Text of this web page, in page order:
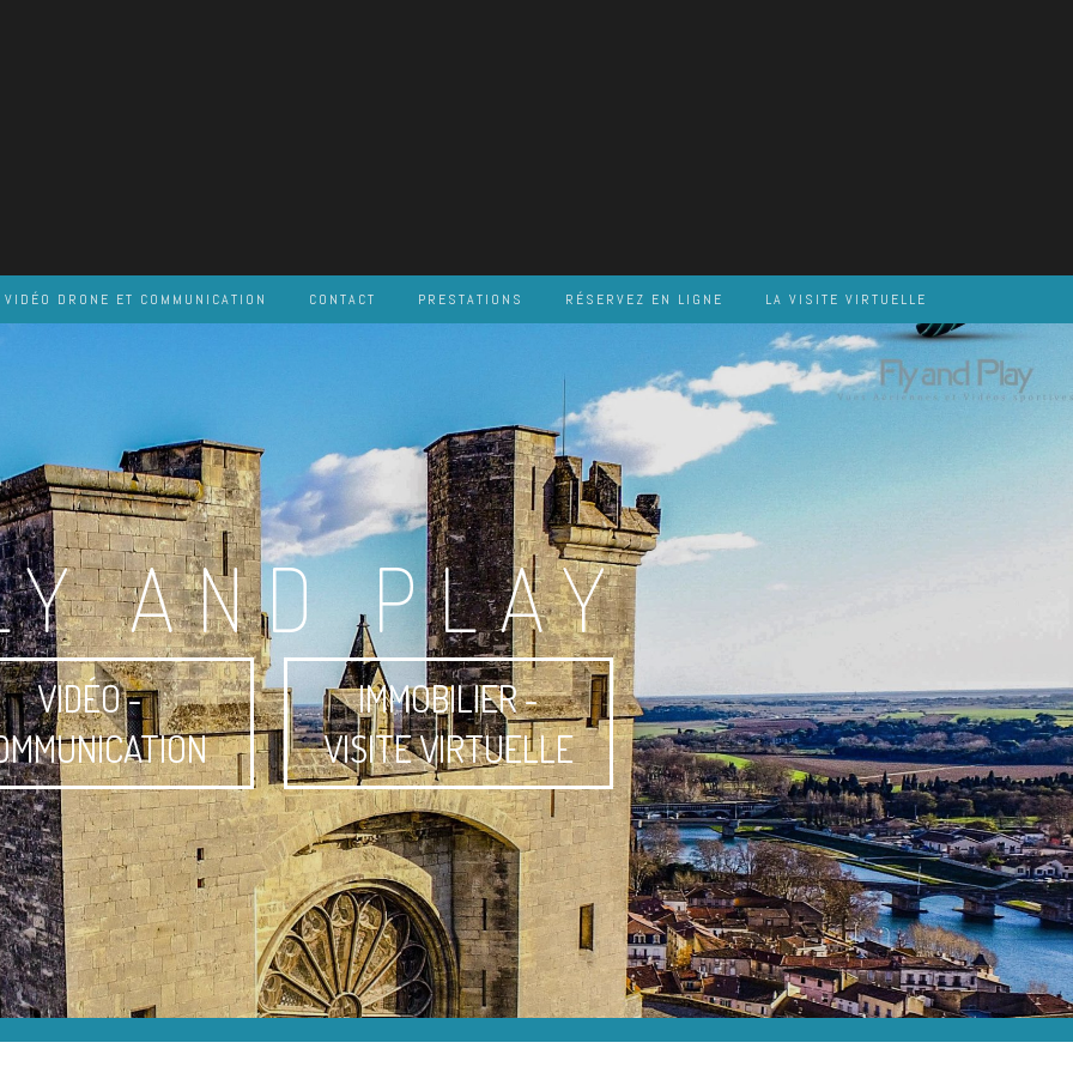
VIDÉO DRONE ET COMMUNICATION CONTACT PRESTATIONS RÉSERVEZ EN LIGNE LA VISITE VIRTUELLE
AND PLAY
VIDÉO -
IMMOBILIER -
VISITE VIRTUELLE